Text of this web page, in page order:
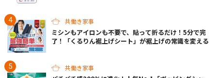
共働き家事
ミシンもアイロンも不要で、貼って折るだけ！5分で完
了！「くるりん裾上げシート」が裾上げの常識を変える
共働き家事